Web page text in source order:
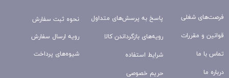
نحوه ثبت سفارش
رویه ارسال سفارش
شیوه‌های پرداخت
پاسخ به پرسش‌های متداول
رویه‌های بازگرداندن کالا
شرایط استفاده
حریم خصوصی
فرصت‌های شغلی
قوانین و مقررات
تماس با ما
درباره ما